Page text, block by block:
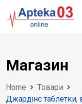
to
content
Магазин
Home
Товари
Джардінс